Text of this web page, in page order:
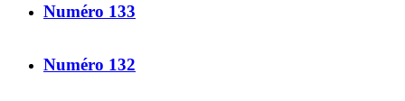
Numéro 133
Numéro 132